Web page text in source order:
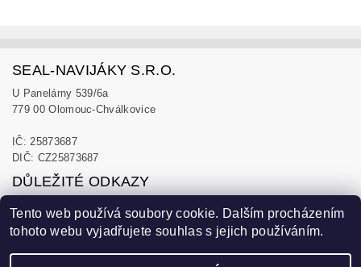
SEAL-NAVIJÁKY S.R.O.
U Panelárny 539/6a
779 00 Olomouc-Chválkovice
IČ: 25873687
DIČ: CZ25873687
DŮLEŽITÉ ODKAZY
Obchodní podmínky
Zásady ochrany osobních údajů
Blog
Tento web používá soubory cookie. Dalším procházením
tohoto webu vyjadřujete souhlas s jejich používáním.